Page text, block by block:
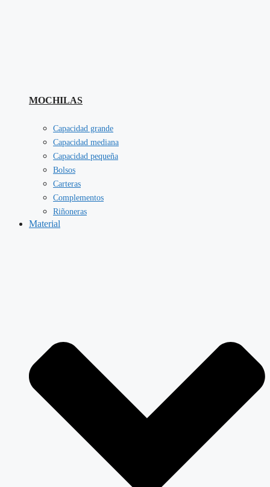
MOCHILAS
Capacidad grande
Capacidad mediana
Capacidad pequeña
Bolsos
Carteras
Complementos
Riñoneras
Material